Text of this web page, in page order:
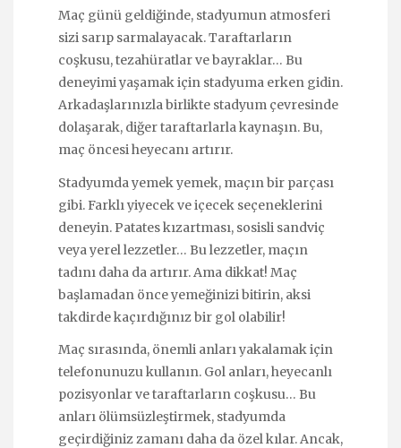
Maç günü geldiğinde, stadyumun atmosferi
sizi sarıp sarmalayacak. Taraftarların
coşkusu, tezahüratlar ve bayraklar… Bu
deneyimi yaşamak için stadyuma erken gidin.
Arkadaşlarınızla birlikte stadyum çevresinde
dolaşarak, diğer taraftarlarla kaynaşın. Bu,
maç öncesi heyecanı artırır.
Stadyumda yemek yemek, maçın bir parçası
gibi. Farklı yiyecek ve içecek seçeneklerini
deneyin. Patates kızartması, sosisli sandviç
veya yerel lezzetler… Bu lezzetler, maçın
tadını daha da artırır. Ama dikkat! Maç
başlamadan önce yemeğinizi bitirin, aksi
takdirde kaçırdığınız bir gol olabilir!
Maç sırasında, önemli anları yakalamak için
telefonunuzu kullanın. Gol anları, heyecanlı
pozisyonlar ve taraftarların coşkusu… Bu
anları ölümsüzleştirmek, stadyumda
geçirdiğiniz zamanı daha da özel kılar. Ancak,